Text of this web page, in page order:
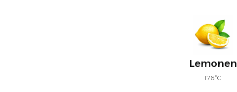
Lemonen
176°C